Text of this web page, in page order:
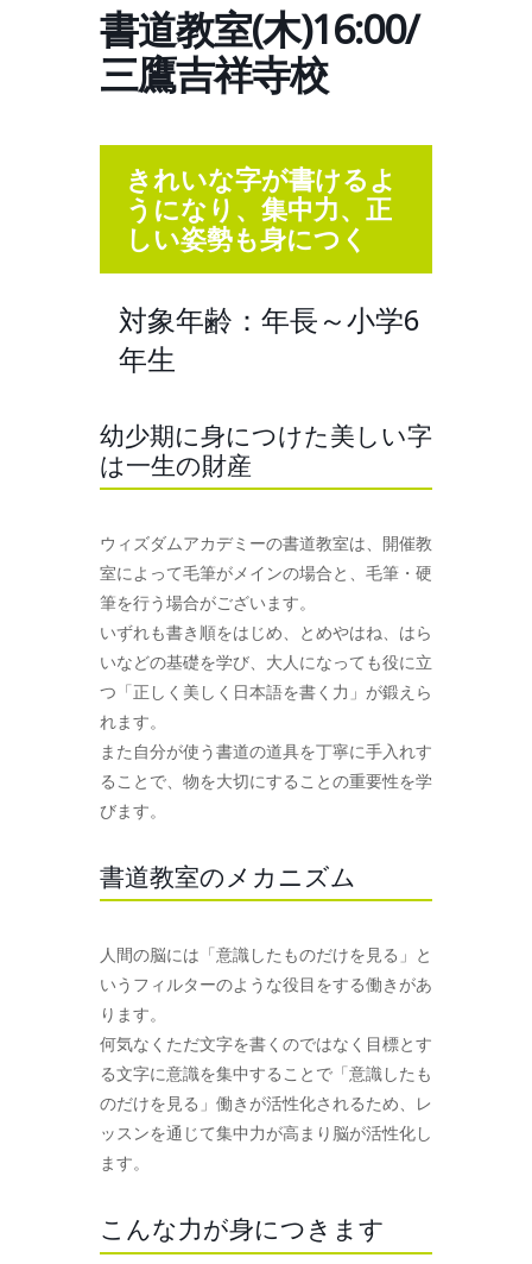
書道教室(木)16:00/
三鷹吉祥寺校
きれいな字が書けるよ
うになり、集中力、正
しい姿勢も身につく
対象年齢：年長～小学6
年生
幼少期に身につけた美しい字
は一生の財産
ウィズダムアカデミーの書道教室は、開催教
室によって毛筆がメインの場合と、毛筆・硬
筆を行う場合がございます。
いずれも書き順をはじめ、とめやはね、はら
いなどの基礎を学び、大人になっても役に立
つ「正しく美しく日本語を書く力」が鍛えら
れます。
また自分が使う書道の道具を丁寧に手入れす
ることで、物を大切にすることの重要性を学
びます。
書道教室のメカニズム
人間の脳には「意識したものだけを見る」と
いうフィルターのような役目をする働きがあ
ります。
何気なくただ文字を書くのではなく目標とす
る文字に意識を集中することで「意識したも
のだけを見る」働きが活性化されるため、レ
ッスンを通じて集中力が高まり脳が活性化し
ます。
こんな力が身につきます